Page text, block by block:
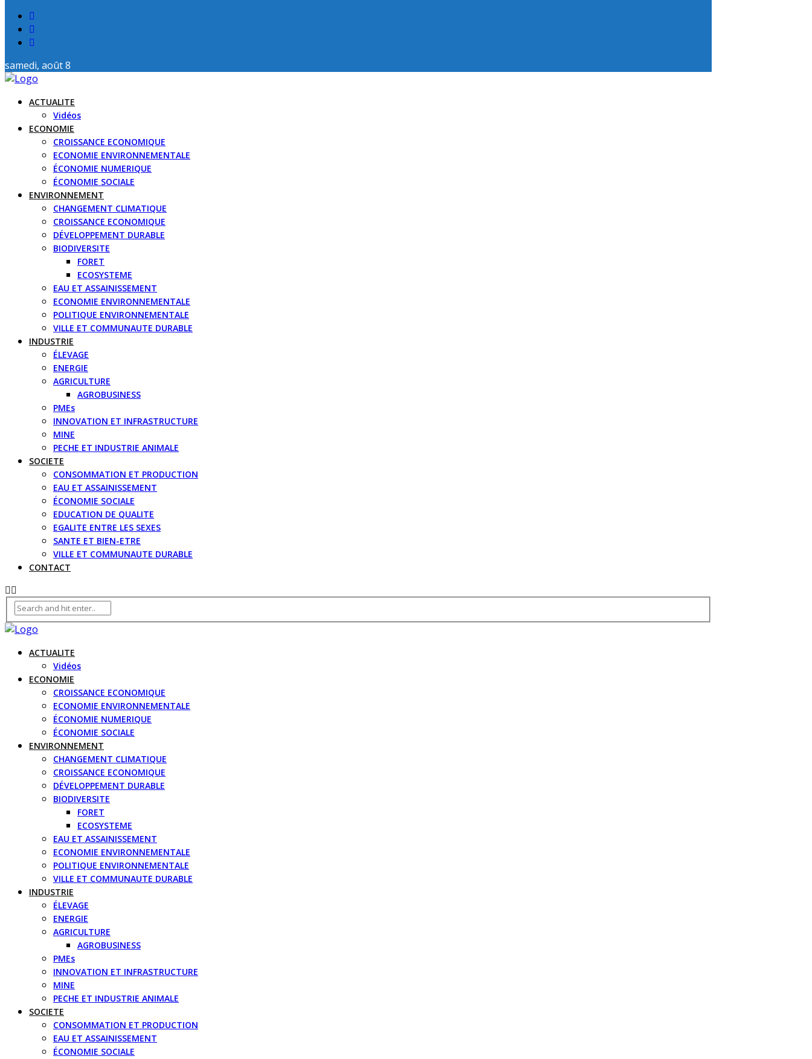
samedi, août 8
ACTUALITE
Vidéos
ECONOMIE
CROISSANCE ECONOMIQUE
ECONOMIE ENVIRONNEMENTALE
ÉCONOMIE NUMERIQUE
ÉCONOMIE SOCIALE
ENVIRONNEMENT
CHANGEMENT CLIMATIQUE
CROISSANCE ECONOMIQUE
DÉVELOPPEMENT DURABLE
BIODIVERSITE
FORET
ECOSYSTEME
EAU ET ASSAINISSEMENT
ECONOMIE ENVIRONNEMENTALE
POLITIQUE ENVIRONNEMENTALE
VILLE ET COMMUNAUTE DURABLE
INDUSTRIE
ÉLEVAGE
ENERGIE
AGRICULTURE
AGROBUSINESS
PMEs
INNOVATION ET INFRASTRUCTURE
MINE
PECHE ET INDUSTRIE ANIMALE
SOCIETE
CONSOMMATION ET PRODUCTION
EAU ET ASSAINISSEMENT
ÉCONOMIE SOCIALE
EDUCATION DE QUALITE
EGALITE ENTRE LES SEXES
SANTE ET BIEN-ETRE
VILLE ET COMMUNAUTE DURABLE
CONTACT
ACTUALITE
Vidéos
ECONOMIE
CROISSANCE ECONOMIQUE
ECONOMIE ENVIRONNEMENTALE
ÉCONOMIE NUMERIQUE
ÉCONOMIE SOCIALE
ENVIRONNEMENT
CHANGEMENT CLIMATIQUE
CROISSANCE ECONOMIQUE
DÉVELOPPEMENT DURABLE
BIODIVERSITE
FORET
ECOSYSTEME
EAU ET ASSAINISSEMENT
ECONOMIE ENVIRONNEMENTALE
POLITIQUE ENVIRONNEMENTALE
VILLE ET COMMUNAUTE DURABLE
INDUSTRIE
ÉLEVAGE
ENERGIE
AGRICULTURE
AGROBUSINESS
PMEs
INNOVATION ET INFRASTRUCTURE
MINE
PECHE ET INDUSTRIE ANIMALE
SOCIETE
CONSOMMATION ET PRODUCTION
EAU ET ASSAINISSEMENT
ÉCONOMIE SOCIALE